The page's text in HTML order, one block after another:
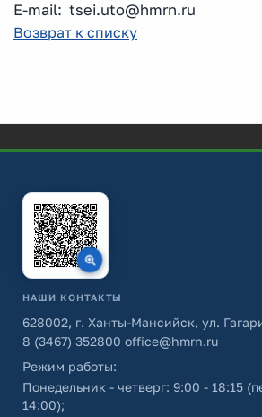
E-mail: tsei.uto@hmrn.ru
Возврат к списку
НАШИ КОНТАКТЫ
628002, г. Ханты-Мансийск, ул.
8 (3467) 352800 office@hmrn.ru
Режим работы:
Понедельник - четверг: 9:00 - 18:15
14:00);